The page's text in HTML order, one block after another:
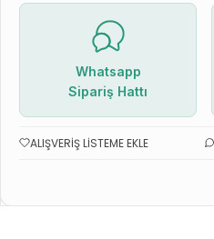
Whatsapp
Sipariş Hattı
ALIŞVERIŞ LISTEME EKLE